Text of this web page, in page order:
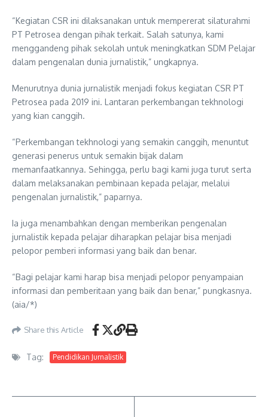
“Kegiatan CSR ini dilaksanakan untuk mempererat silaturahmi
PT Petrosea dengan pihak terkait. Salah satunya, kami
menggandeng pihak sekolah untuk meningkatkan SDM Pelajar
dalam pengenalan dunia jurnalistik,” ungkapnya.
Menurutnya dunia jurnalistik menjadi fokus kegiatan CSR PT
Petrosea pada 2019 ini. Lantaran perkembangan tekhnologi
yang kian canggih.
“Perkembangan tekhnologi yang semakin canggih, menuntut
generasi penerus untuk semakin bijak dalam
memanfaatkannya. Sehingga, perlu bagi kami juga turut serta
dalam melaksanakan pembinaan kepada pelajar, melalui
pengenalan jurnalistik,” paparnya.
Ia juga menambahkan dengan memberikan pengenalan
jurnalistik kepada pelajar diharapkan pelajar bisa menjadi
pelopor pemberi informasi yang baik dan benar.
“Bagi pelajar kami harap bisa menjadi pelopor penyampaian
informasi dan pemberitaan yang baik dan benar,” pungkasnya.
(aia/*)
Share this Article
Tag: Pendidikan Jurnalistik